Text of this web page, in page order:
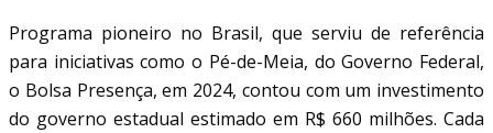
Programa pioneiro no Brasil, que serviu de referência
para iniciativas como o Pé-de-Meia, do Governo Federal,
o Bolsa Presença, em 2024, contou com um investimento
do governo estadual estimado em R$ 660 milhões. Cada